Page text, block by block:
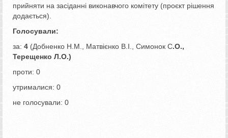
прийняти на засіданні виконавчого комітету (проєкт рішення
додається).
Голосували:
за: 4 (Добненко Н.М., Матвієнко В.І., Симонок С.О.,
Терещенко Л.О.)
проти: 0
утрималися: 0
не голосували: 0